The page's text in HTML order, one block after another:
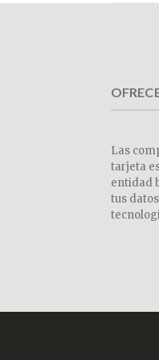
Las
tarjeta
entidad
tus